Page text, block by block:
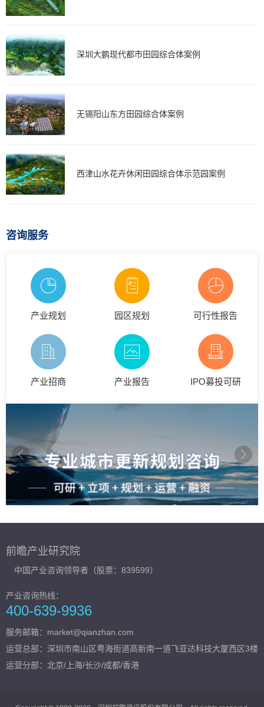
深圳大鹏现代都市田园综合体案例
无锡阳山东方田园综合体案例
西津山水花卉休闲田园综合体示范园案例
咨询服务
产业规划 园区规划 可行性报告
产业招商 产业报告 IPO募投可研
前瞻产业研究院
中国产业咨询领导者（股票：839599）
产业咨询热线：
400-639-9936
服务邮箱：market@qianzhan.com
运营总部： 深圳市南山区粤海街道高新南一道飞亚达科技大厦西区3楼
运营分部：北京/上海/长沙/成都/香港